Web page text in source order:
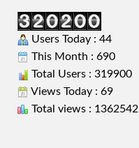
Users Today : 44
This Month : 690
Total Users : 319900
Views Today : 69
Total views : 1362542